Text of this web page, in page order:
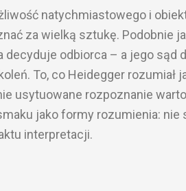
natychmiastowego i
za wielką sztukę. Podobnie
decyduje odbiorca – a jego sąd
To, co Heidegger rozumiał
usytuowane rozpoznanie
jako formy rozumienia: nie
interpretacji.